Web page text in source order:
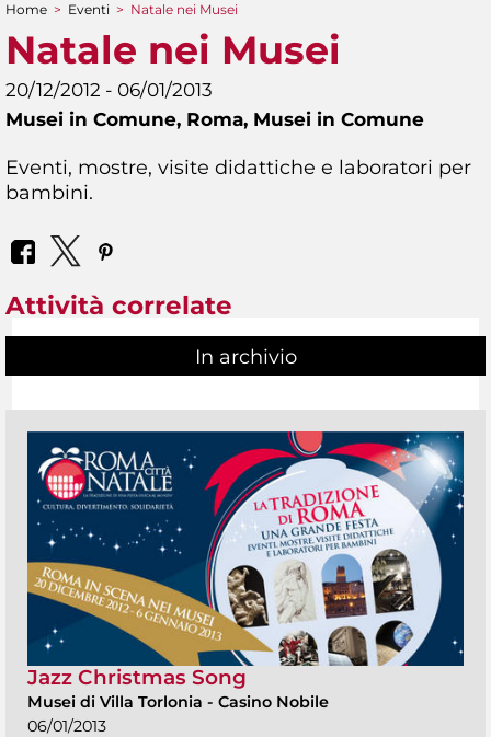
Tu sei qui
Home > Eventi > Natale nei Musei
Natale nei Musei
20/12/2012 - 06/01/2013
Musei in Comune, Roma, Musei in Comune
Eventi, mostre, visite didattiche e laboratori per
bambini.
Attività correlate
In archivio
Jazz Christmas Song
Musei di Villa Torlonia - Casino Nobile
06/01/2013